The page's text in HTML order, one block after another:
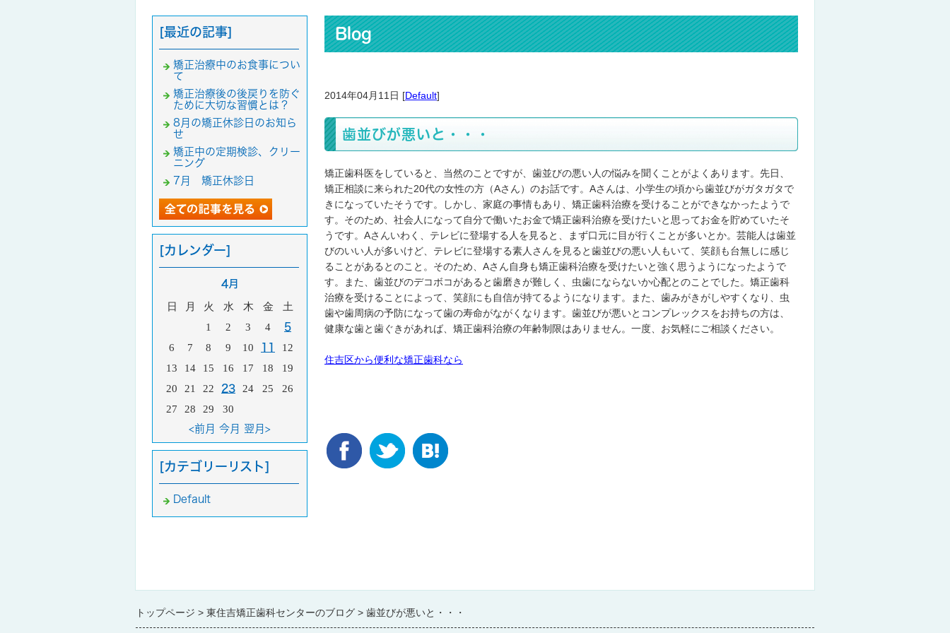
Blog
2014年04月11日 [Default]
歯並びが悪いと・・・
矯正歯科医をしていると、当然のことですが、歯並びの悪い人の悩みを聞くことがよくあります。先日、
矯正相談に来られた20代の女性の方（Aさん）のお話です。Aさんは、小学生の頃から歯並びがガタガタで
きになっていたそうです。しかし、家庭の事情もあり、矯正歯科治療を受けることができなかったようで
す。そのため、社会人になって自分で働いたお金で矯正歯科治療を受けたいと思ってお金を貯めていたそ
うです。Aさんいわく、テレビに登場する人を見ると、まず口元に目が行くことが多いとか。芸能人は歯並
びのいい人が多いけど、テレビに登場する素人さんを見ると歯並びの悪い人もいて、笑顔も台無しに感じ
ることがあるとのこと。そのため、Aさん自身も矯正歯科治療を受けたいと強く思うようになったようで
す。また、歯並びのデコボコがあると歯磨きが難しく、虫歯にならないか心配とのことでした。矯正歯科
治療を受けることによって、笑顔にも自信が持てるようになります。また、歯みがきがしやすくなり、虫
歯や歯周病の予防になって歯の寿命がながくなります。歯並びが悪いとコンプレックスをお持ちの方は、
健康な歯と歯ぐきがあれば、矯正歯科治療の年齢制限はありません。一度、お気軽にご相談ください。
住吉区から便利な矯正歯科なら
[最近の記事]
矯正治療中のお食事につい
て
矯正治療後の後戻りを防ぐ
ために大切な習慣とは？
8月の矯正休診日のお知ら
せ
矯正中の定期検診、クリー
ニング
7月 矯正休診日
[カレンダー]
4月
日 月 火 水 木 金
土
1
2 3 4 5
6 7 8 9 10 11
12
13
14 15 16 17 18
19
20
21 22 23 24 25
26
27
28 29 30
<前月 今月 翌月>
[カテゴリーリスト]
Default
トップページ 東住吉矯正歯科センターのブログ 歯並びが悪いと・・・